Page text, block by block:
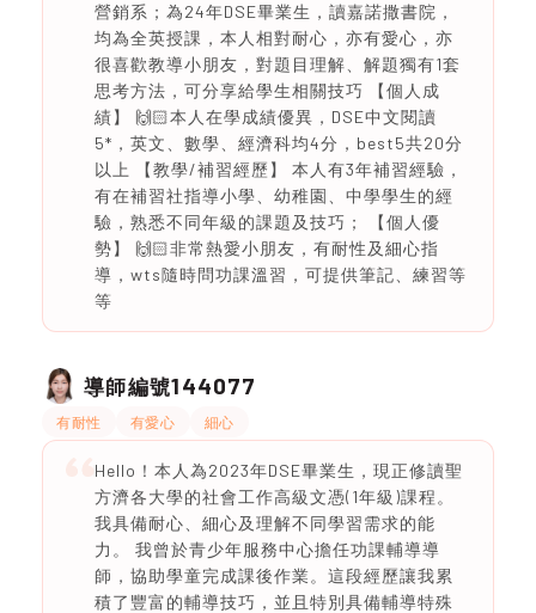
營銷系；為24年DSE畢業生，讀嘉諾撒書院，
均為全英授課，本人相對耐心，亦有愛心，亦
很喜歡教導小朋友，對題目理解、解題獨有1套
思考方法，可分享給學生相關技巧 【個人成
績】 🙌🏻本人在學成績優異，DSE中文閱讀
5*，英文、數學、經濟科均4分，best5共20分
以上 【教學/補習經歷】 本人有3年補習經驗，
有在補習社指導小學、幼稚園、中學學生的經
驗，熟悉不同年級的課題及技巧； 【個人優
勢】 🙌🏻非常熱愛小朋友，有耐性及細心指
導，wts隨時問功課溫習，可提供筆記、練習等
等
導師編號144077
有耐性 有愛心 細心
Hello！本人為2023年DSE畢業生，現正修讀聖
方濟各大學的社會工作高級文憑(1年級)課程。
我具備耐心、細心及理解不同學習需求的能
力。 我曾於青少年服務中心擔任功課輔導導
師，協助學童完成課後作業。這段經歷讓我累
積了豐富的輔導技巧，並且特別具備輔導特殊